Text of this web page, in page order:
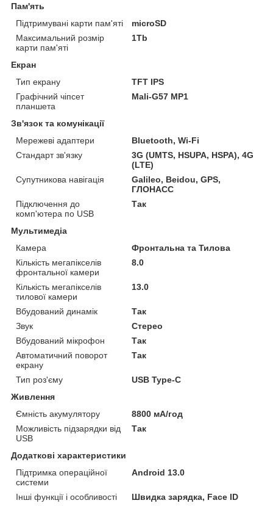
Пам'ять
Підтримувані карти пам'яті
microSD
Максимальний розмір
карти пам'яті
1Tb
Екран
Тип екрану
TFT IPS
Графічний чіпсет
планшета
Mali-G57 MP1
Зв'язок та комунікації
Мережеві адаптери
Bluetooth, Wi-Fi
Стандарт зв'язку
3G (UMTS, HSUPA, HSPA), 4G
(LTE)
Супутникова навігація
Galileo, Beidou, GPS,
ГЛОНАСС
Підключення до
комп'ютера по USB
Так
Мультимедіа
Камера
Фронтальна та Тилова
Кількість мегапікселів
фронтальної камери
8.0
Кількість мегапікселів
тилової камери
13.0
Вбудований динамік
Так
Звук
Стерео
Вбудований мікрофон
Так
Автоматичний поворот
екрану
Так
Тип роз'єму
USB Type-C
Живлення
Ємність акумулятору
8800 мА/год
Можливість підзарядки від
USB
Так
Додаткові характеристики
Підтримка операційної
системи
Android 13.0
Інші функції і особливості Швидка зарядка, Face ID